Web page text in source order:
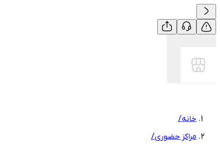
خانه/
مراکز حضوری/